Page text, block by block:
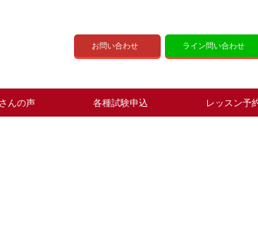
お問い合わせ ライン問い合わせ
んの声 各種試験申込 レッスン予